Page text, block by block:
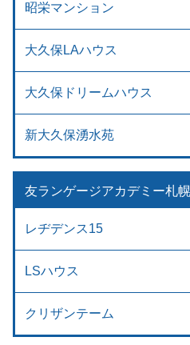
昭栄マンション
大久保LAハウス
大久保ドリームハウス
新大久保湧水苑
友ランゲージアカデミー札幌
レヂデンス15
LSハウス
クリザンテーム